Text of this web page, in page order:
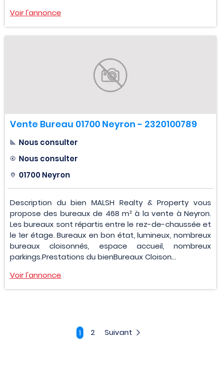
Voir l'annonce
Vente Bureau 01700 Neyron - 2320100789
Nous consulter
Nous consulter
01700 Neyron
Description du bien MALSH Realty & Property vous
propose des bureaux de 468 m² à la vente à Neyron.
Les bureaux sont répartis entre le rez-de-chaussée et
le 1er étage. Bureaux en bon état, lumineux, nombreux
bureaux cloisonnés, espace accueil, nombreux
parkings.Prestations du bienBureaux Cloison...
Voir l'annonce
1 2 Suivant